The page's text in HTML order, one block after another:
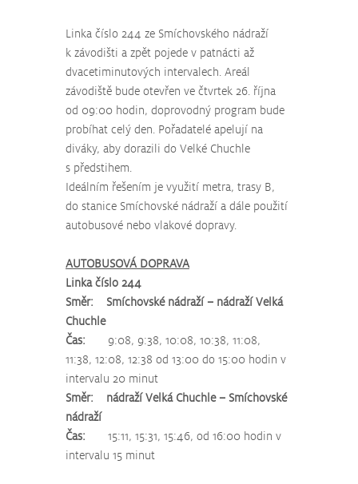
Linka číslo 244 ze Smíchovského nádraží
k závodišti a zpět pojede v patnácti až
dvacetiminutových intervalech. Areál
závodiště bude otevřen ve čtvrtek 26. října
od 09:00 hodin, doprovodný program bude
probíhat celý den. Pořadatelé apelují na
diváky, aby dorazili do Velké Chuchle
s předstihem.
Ideálním řešením je využití metra, trasy B,
do stanice Smíchovské nádraží a dále použití
autobusové nebo vlakové dopravy.
AUTOBUSOVÁ DOPRAVA
Linka číslo 244
Směr:    Smíchovské nádraží – nádraží Velká
Chuchle
Čas: 9:08, 9:38, 10:08, 10:38, 11:08,
11:38, 12:08, 12:38 od 13:00 do 15:00 hodin v
intervalu 20 minut
Směr:    nádraží Velká Chuchle – Smíchovské
nádraží
Čas: 15:11, 15:31, 15:46, od 16:00 hodin v
intervalu 15 minut